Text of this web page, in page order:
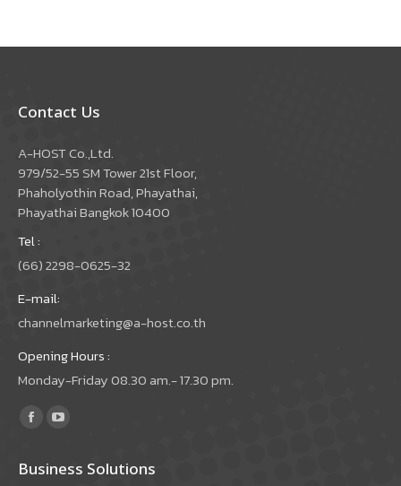
Contact Us
A-HOST Co.,Ltd.
979/52-55 SM Tower 21st Floor,
Phaholyothin Road, Phayathai,
Phayathai Bangkok 10400
Tel :
(66) 2298-0625-32
E-mail:
channelmarketing@a-host.co.th
Opening Hours :
Monday-Friday 08.30 am.- 17.30 pm.
Find us on:
Facebook
opens
YouTube
opens
Business Solutions